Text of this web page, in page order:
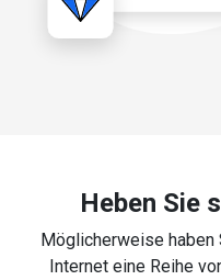
Heben Sie
Möglicherweise haben
Internet eine Reihe